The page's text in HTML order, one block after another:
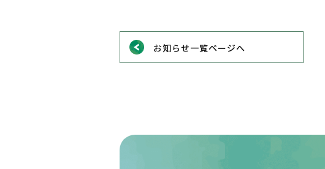
お知らせ一覧ページへ